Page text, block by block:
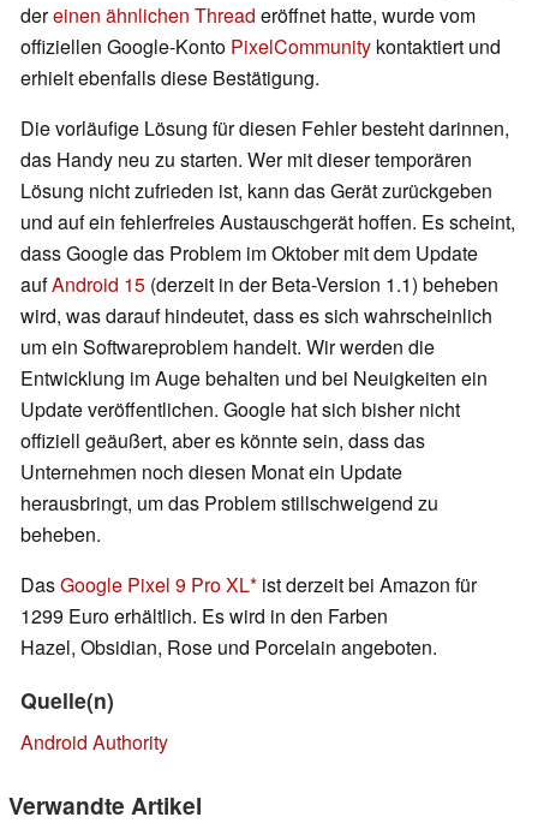
dereinen ähnlichen Thread eröffnet hatte, wurde vom
offiziellen Google-Konto PixelCommunity kontaktiert und
erhielt ebenfalls diese Bestätigung.
Die vorläufige Lösung für diesen Fehler besteht darinnen,
das Handy neu zu starten. Wer mit dieser temporären
Lösung nicht zufrieden ist, kann das Gerät zurückgeben
und auf ein fehlerfreies Austauschgerät hoffen. Es scheint,
dass Google das Problem im Oktober mit dem Update
aufAndroid 15 (derzeit in der Beta-Version 1.1) beheben
wird, was darauf hindeutet, dass es sich wahrscheinlich
um ein Softwareproblem handelt. Wir werden die
Entwicklung im Auge behalten und bei Neuigkeiten ein
Update veröffentlichen. Google hat sich bisher nicht
offiziell geäußert, aber es könnte sein, dass das
Unternehmen noch diesen Monat ein Update
herausbringt, um das Problem stillschweigend zu
beheben.
DasGoogle Pixel 9 Pro XL ist derzeit bei Amazon für
1299 Euro erhältlich. Es wird in den Farben
Hazel, Obsidian, Rose und Porcelain angeboten.
Quelle(n)
Android Authority
Verwandte Artikel